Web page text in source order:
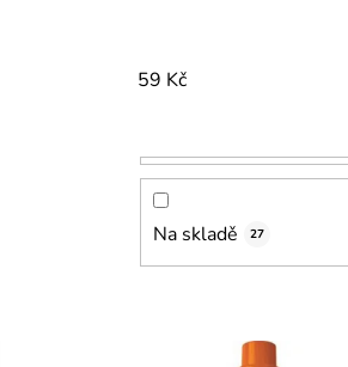
59 Kč
Na skladě 27